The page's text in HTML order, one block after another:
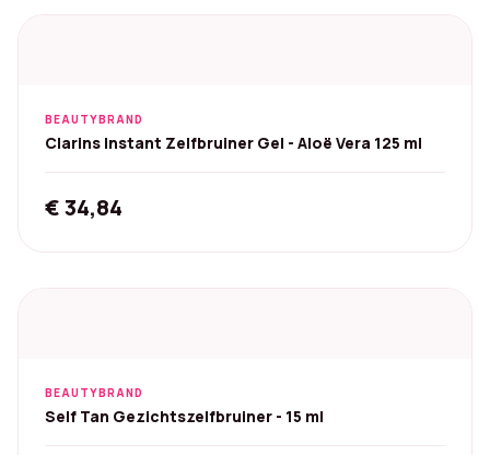
BEAUTYBRAND
Clarins Instant Zelfbruiner Gel - Aloë Vera 125 ml
€34,84
BEAUTYBRAND
Self Tan Gezichtszelfbruiner - 15 ml